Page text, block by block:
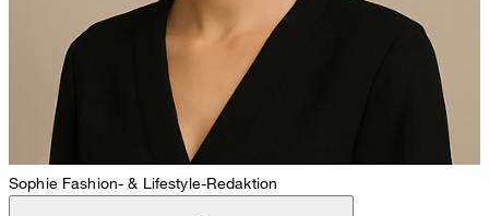
Sophie Fashion- & Lifestyle-Redaktion